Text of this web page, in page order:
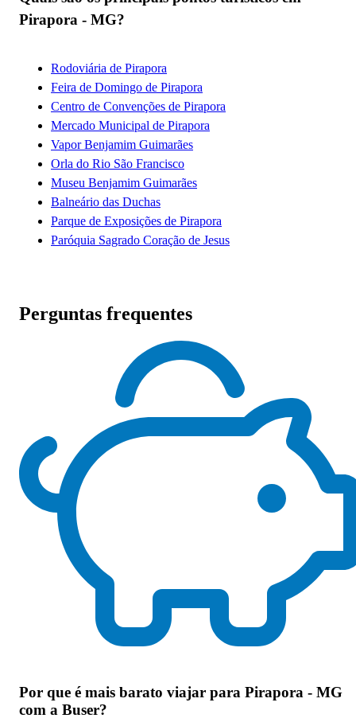
Pirapora - MG?
Rodoviária de Pirapora
Feira de Domingo de Pirapora
Centro de Convenções de Pirapora
Mercado Municipal de Pirapora
Vapor Benjamim Guimarães
Orla do Rio São Francisco
Museu Benjamim Guimarães
Balneário das Duchas
Parque de Exposições de Pirapora
Paróquia Sagrado Coração de Jesus
Perguntas frequentes
Por que é mais barato viajar para Pirapora - MG
com a Buser?